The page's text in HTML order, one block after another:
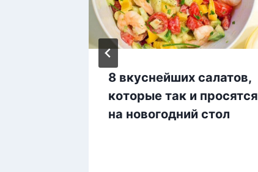
8 вкуснейших салатов,
которые так и просятся
на новогодний стол